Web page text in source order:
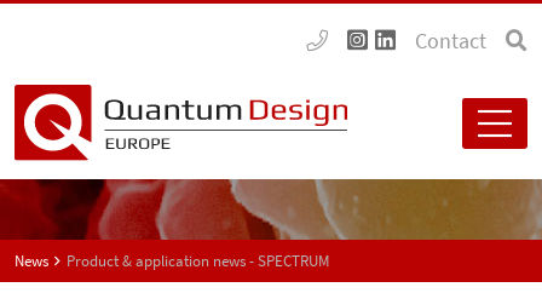
Contact
News Product & application news - SPECTRUM